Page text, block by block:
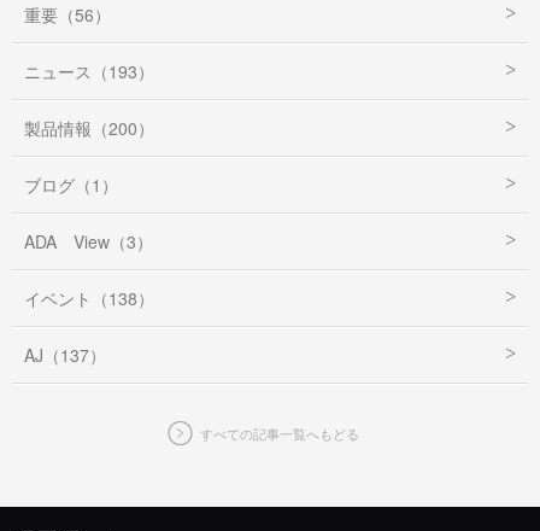
重要（56）
ニュース（193）
製品情報（200）
ブログ（1）
ADA View（3）
イベント（138）
AJ（137）
すべての記事一覧へもどる